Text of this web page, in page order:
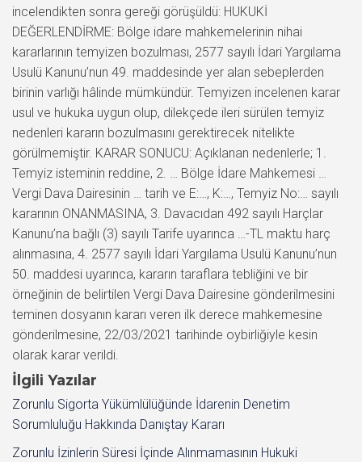
incelendikten sonra gereği görüşüldü: HUKUKİ
DEĞERLENDİRME: Bölge idare mahkemelerinin nihai
kararlarının temyizen bozulması, 2577 sayılı İdari Yargılama
Usulü Kanunu’nun 49. maddesinde yer alan sebeplerden
birinin varlığı hâlinde mümkündür. Temyizen incelenen karar
usul ve hukuka uygun olup, dilekçede ileri sürülen temyiz
nedenleri kararın bozulmasını gerektirecek nitelikte
görülmemiştir. KARAR SONUCU: Açıklanan nedenlerle; 1.
Temyiz isteminin reddine, 2. … Bölge İdare Mahkemesi …
Vergi Dava Dairesinin … tarih ve E:…, K:…, Temyiz No:… sayılı
kararının ONANMASINA, 3. Davacıdan 492 sayılı Harçlar
Kanunu’na bağlı (3) sayılı Tarife uyarınca …-TL maktu harç
alınmasına, 4. 2577 sayılı İdari Yargılama Usulü Kanunu’nun
50. maddesi uyarınca, kararın taraflara tebliğini ve bir
örneğinin de belirtilen Vergi Dava Dairesine gönderilmesini
teminen dosyanın kararı veren ilk derece mahkemesine
gönderilmesine, 22/03/2021 tarihinde oybirliğiyle kesin
olarak karar verildi.
İlgili Yazılar
Zorunlu Sigorta Yükümlülüğünde İdarenin Denetim
Sorumluluğu Hakkında Danıştay Kararı
Zorunlu İzinlerin Süresi İçinde Alınmamasının Hukuki